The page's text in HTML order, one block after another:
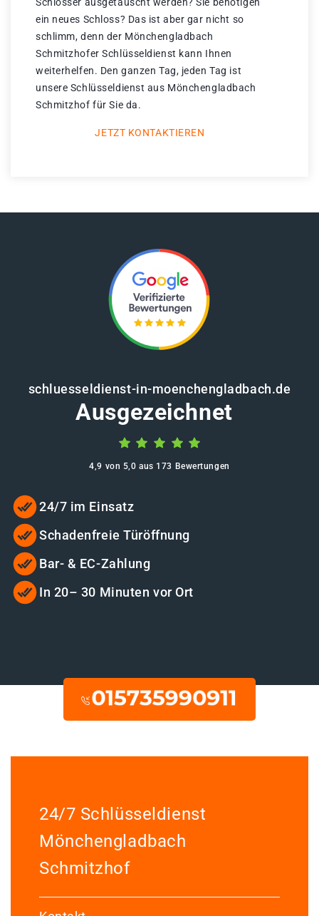
Schlösser ausgetauscht werden? Sie benötigen
ein neues Schloss? Das ist aber gar nicht so
schlimm, denn der Mönchengladbach
Schmitzhofer Schlüsseldienst kann Ihnen
weiterhelfen. Den ganzen Tag, jeden Tag ist
unsere Schlüsseldienst aus Mönchengladbach
Schmitzhof für Sie da.
JETZT KONTAKTIEREN
schluesseldienst-in-moenchengladbach.de
Ausgezeichnet
4,9 von 5,0 aus 173 Bewertungen
24/7 im Einsatz
Schadenfreie Türöffnung
Bar- & EC-Zahlung
In 20– 30 Minuten vor Ort
24/7 Schlüsseldienst
Mönchengladbach
Schmitzhof